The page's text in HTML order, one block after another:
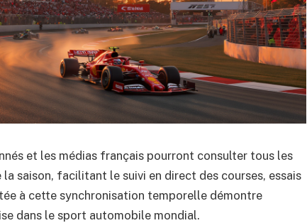
et les médias français pourront consulter tous les
saison, facilitant le suivi en direct des courses, essais
à cette synchronisation temporelle démontre
dans le sport automobile mondial.